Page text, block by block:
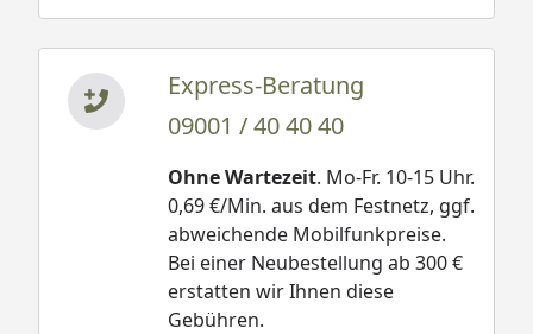
Express-Beratung
09001 / 40 40 40
Ohne Wartezeit. Mo-Fr. 10-15 Uhr.
0,69 €/Min. aus dem Festnetz, ggf.
abweichende Mobilfunkpreise.
Bei einer Neubestellung ab 300 €
erstatten wir Ihnen diese
Gebühren.